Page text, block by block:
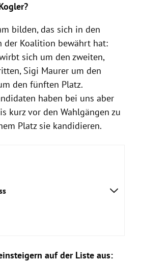
bilden, das sich in den
der Koalition bewährt hat:
sich um den zweiten,
Sigi Maurer um den
den fünften Platz.
haben bei uns aber
kurz vor den Wahlgängen zu
Platz sie kandidieren.
auf der Liste aus: